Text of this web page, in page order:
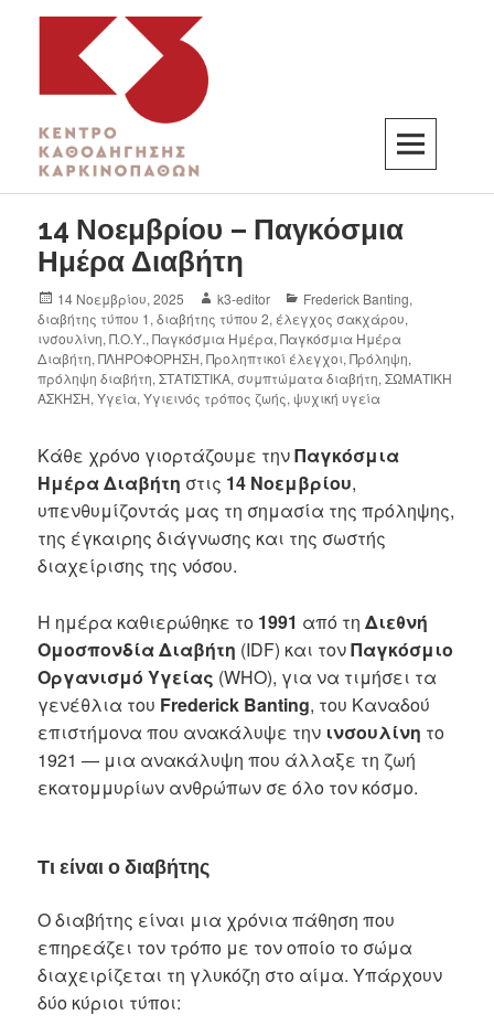
K3
ΚΕΝΤΡΟ ΚΑΘΟΔΗΓΗΣΗΣ ΚΑΡΚΙΝΟΠΑΘΩΝ
14 Νοεμβρίου – Παγκόσμια
Ημέρα Διαβήτη
14 Νοεμβρίου, 2025 k3-editor Frederick Banting,
διαβήτης τύπου 1,διαβήτης τύπου 2, έλεγχος σακχάρου,
ινσουλίνη,Π.Ο.Υ.,Παγκόσμια Ημέρα,Παγκόσμια Ημέρα
Διαβήτη,ΠΛΗΡΟΦΟΡΗΣΗ,Προληπτικοί έλεγχοι,Πρόληψη,
πρόληψη διαβήτη,ΣΤΑΤΙΣΤΙΚΑ,συμπτώματα διαβήτη,ΣΩΜΑΤΙΚΗ
ΑΣΚΗΣΗ,Υγεία,Υγιεινός τρόπος ζωής,ψυχική υγεία
Κάθε χρόνο γιορτάζουμε τηνΠαγκόσμια
Ημέρα Διαβήτη στις 14 Νοεμβρίου,
υπενθυμίζοντάς μας τη σημασία της πρόληψης,
της έγκαιρης διάγνωσης και της σωστής
διαχείρισης της νόσου.
Η ημέρα καθιερώθηκε το 1991 από τηΔιεθνή
Ομοσπονδία Διαβήτη (IDF) και τονΠαγκόσμιο
Οργανισμό Υγείας (WHO), για να τιμήσει τα
γενέθλια του Frederick Banting, του Καναδού
επιστήμονα που ανακάλυψε την ινσουλίνη το
1921 — μια ανακάλυψη που άλλαξε τη ζωή
εκατομμυρίων ανθρώπων σε όλο τον κόσμο.
Τι είναι ο διαβήτης
Ο διαβήτης είναι μια χρόνια πάθηση που
επηρεάζει τον τρόπο με τον οποίο το σώμα
διαχειρίζεται τη γλυκόζη στο αίμα. Υπάρχουν
δύο κύριοι τύποι: